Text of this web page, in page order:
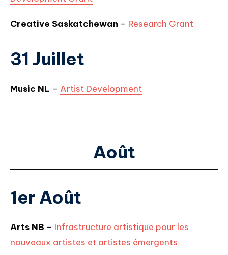
Creative Saskatchewan – Research Grant
31 Juillet
Music NL – Artist Development
Août
1er Août
Arts NB – Infrastructure artistique pour les
nouveaux artistes et artistes émergents